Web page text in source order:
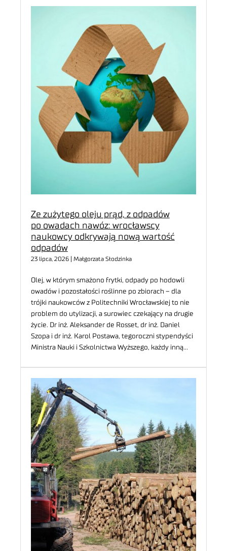
Ze zużytego oleju prąd, z odpadów
po owadach nawóz: wrocławscy
naukowcy odkrywają nową wartość
odpadów
23 lipca, 2026 | Małgorzata Słodzinka
Olej, w którym smażono frytki, odpady po hodowli
owadów i pozostałości roślinne po zbiorach – dla
trójki naukowców z Politechniki Wrocławskiej to nie
problem do utylizacji, a surowiec czekający na drugie
życie. Dr inż. Aleksander de Rosset, dr inż. Daniel
Szopa i dr inż. Karol Postawa, tegoroczni stypendyści
Ministra Nauki i Szkolnictwa Wyższego, każdy inną…